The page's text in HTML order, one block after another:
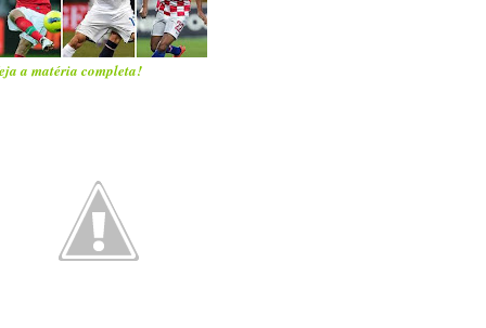
a matéria completa!